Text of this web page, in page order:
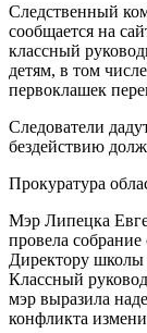
Следственный
сообщается на
классный
детям, в том
первоклашек
Следователи
бездействию
Прокуратура
Мэр Липецка
провела собрание
Директору школы
Классный
мэр выразила
конфликта